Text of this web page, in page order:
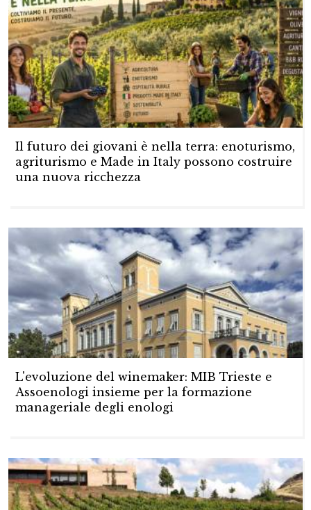
Il futuro dei giovani è nella terra: enoturismo,
agriturismo e Made in Italy possono costruire
una nuova ricchezza
L'evoluzione del winemaker: MIB Trieste e
Assoenologi insieme per la formazione
manageriale degli enologi